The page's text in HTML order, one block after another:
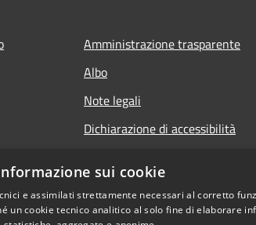
Amministrazione trasparente
Albo
Note legali
Dichiarazione di accessibilità
sui cookie
e assimilati strettamente necessari al corretto
un cookie tecnico analitico al solo fine di elaborare